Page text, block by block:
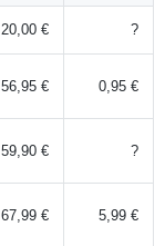
20,00 € ?
56,95 € 0,95 €
59,90 € ?
67,99 € 5,99 €